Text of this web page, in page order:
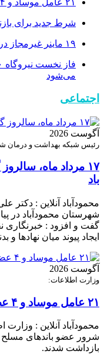
۲۱ عامل موساد و ۴ عضو باند‌های مسلح بازداشت شدند
شرط جدید برای
۱۹ ماینر غیرمجاز در مازندران از مدار خارج شد
می‌شود
اجتماعی
آگوست 2026
رئیس شبکه بهداشت و درمان
۱۷ مرداد ماه،
باد
محمودآباد آنلاین :
شهرستان محمودآباد در
گفت و افزود : خبرنگاری
ایجاد پیوند میان نهادها و
آگوست 2026
وزارت اطلاعات:
۲۱ عامل موساد و ۴ عضو باند‌های مسلح بازداشت شدند
شرور عضو باند‌های
بازداشت شدند.